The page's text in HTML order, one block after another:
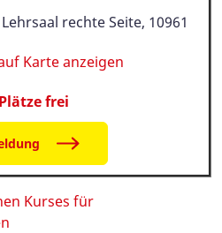
rechte Seite, 10961
Karte anzeigen
frei
Kurses für